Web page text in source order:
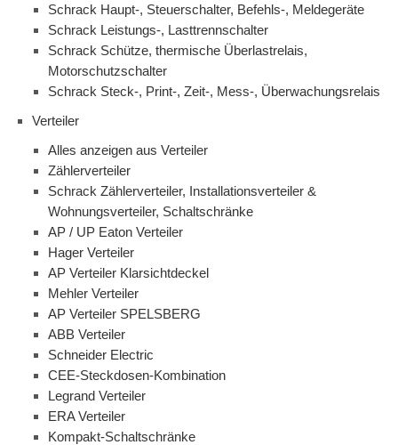
Schrack Haupt-, Steuerschalter, Befehls-, Meldegeräte
Schrack Leistungs-, Lasttrennschalter
Schrack Schütze, thermische Überlastrelais,
Motorschutzschalter
Schrack Steck-, Print-, Zeit-, Mess-, Überwachungsrelais
Verteiler
Alles anzeigen aus Verteiler
Zählerverteiler
Schrack Zählerverteiler, Installationsverteiler &
Wohnungsverteiler, Schaltschränke
AP / UP Eaton Verteiler
Hager Verteiler
AP Verteiler Klarsichtdeckel
Mehler Verteiler
AP Verteiler SPELSBERG
ABB Verteiler
Schneider Electric
CEE-Steckdosen-Kombination
Legrand Verteiler
ERA Verteiler
Kompakt-Schaltschränke